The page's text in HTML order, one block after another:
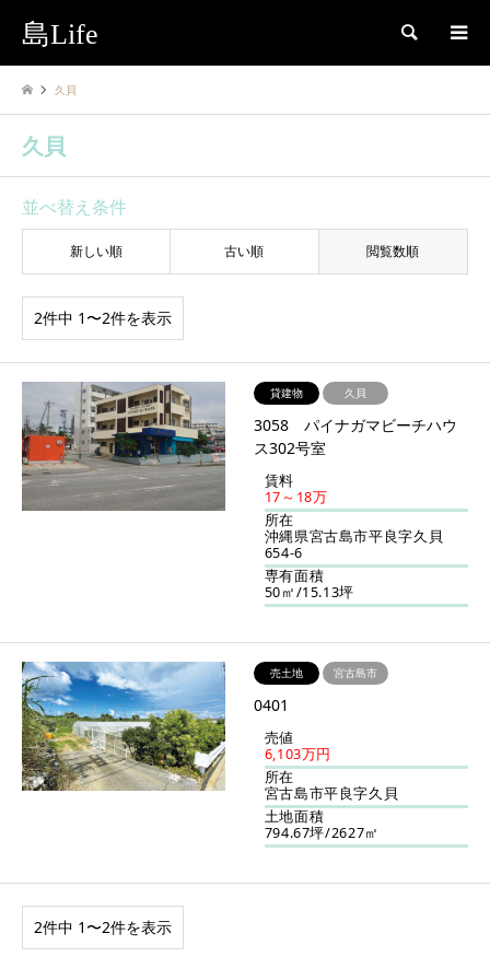
島Life 検索
久貝
久貝
並べ替え条件
新しい順 古い順 閲覧数順
2件中 1〜2件を表示
貸建物 久貝
3058 パイナガマビーチハウ
ス302号室
賃料
17～18万
所在
沖縄県宮古島市平良字久貝
654-6
専有面積
50㎡/15.13坪
売土地 宮古島市
0401
売値
6,103万円
所在
宮古島市平良字久貝
土地面積
794.67坪/2627㎡
2件中 1〜2件を表示